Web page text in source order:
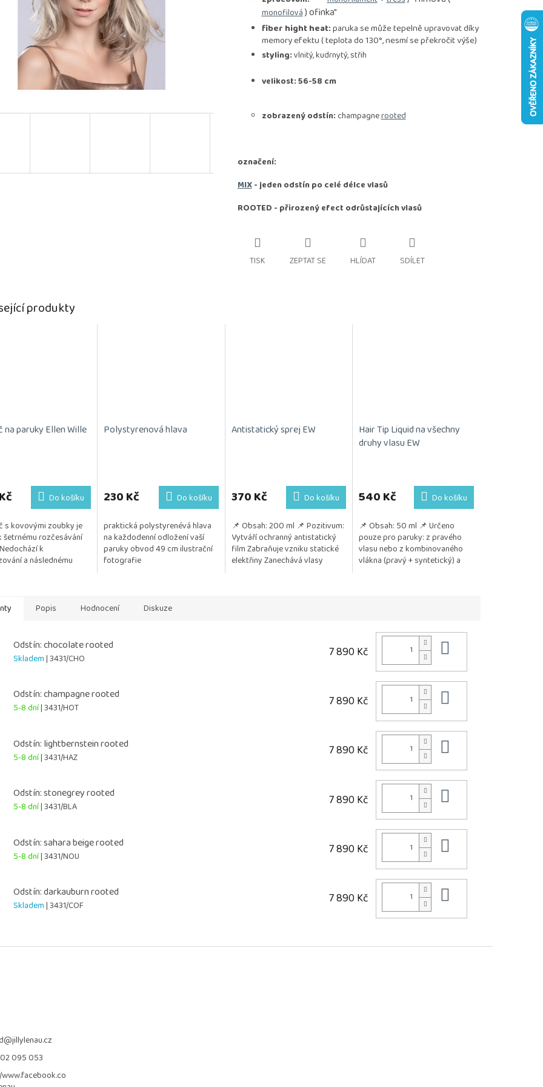
monofilová) ofinka"
fiber hight heat:paruka se může tepelně upravovat díky
memory efektu ( teplota do 130°, nesmí se překročit výše)
styling:vlnitý, kudrnytý, střih
velikost: 56-58 cm
zobrazený odstín: champagnerooted
označení:
MIX - jeden odstín po celé délce vlasů
ROOTED - přirozený efect odrůstajících vlasů
TISK ZEPTAT SE HLÍDAT SDÍLET
produkty
na paruky Ellen Wille
Do košíku
s kovovými zoubky je
šetrnému rozčesávání
k
a následnému
Polystyrenová hlava
230 Kč Do košíku
praktická polystyrenévá hlava
na každodenní odložení vaší
paruky obvod 49 cm ilustrační
fotografie
Antistatický sprej EW
370 Kč Do košíku
📌 Obsah: 200 ml 📌 Pozitivum:
Vytváří ochranný antistatický
film Zabraňuje vzniku statické
elektřiny Zanechává vlasy
Hair Tip Liquid na všechny
druhy vlasu EW
540 Kč Do košíku
📌 Obsah: 50 ml 📌 Určeno
pouze pro paruky: z pravého
vlasu nebo z kombinovaného
vlákna (pravý + syntetický) a
Popis Hodnocení Diskuze
Odstín: chocolate rooted
Skladem| 3431/CHO 7 890 Kč
Odstín: champagne rooted
5-8 dní| 3431/HOT 7 890 Kč
Odstín: lightbernstein rooted
5-8 dní| 3431/HAZ 7 890 Kč
Odstín: stonegrey rooted
5-8 dní| 3431/BLA 7 890 Kč
Odstín: sahara beige rooted
5-8 dní| 3431/NOU 7 890 Kč
Odstín: darkauburn rooted
Skladem| 3431/COF 7 890 Kč
@jillylenau.cz
095 053